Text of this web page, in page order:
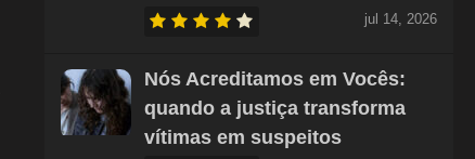
jul 14, 2026
Nós Acreditamos em Vocês:
quando a justiça transforma
vítimas em suspeitos